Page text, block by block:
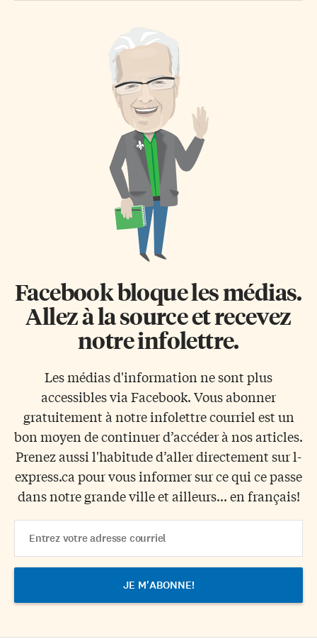
décida de raconter son histoire.
Aujourd’hui, le gilet arraché est
devenu un symbole de la
Journée nationale sur la vérité
et la réconciliation, observée
30 septembre. Francopresse a
parlé à deux femmes qui ont
septembre un jour de réflexion:
Phyllis Webstad, fondatrice de
l’Orange Shirt Society, […]
écrites par ses élèves et d’autres
jeunes Ontariens, choqués de
cette iniquité. Elle espère
désormais amener le projet à
l’échelle nationale. Les statues
de John A. Macdonald
attaquées Le tout a commencé
alors que Marie-Josée Lefebvre
enseignait l’histoire
canadienne de l’époque de
John A. Macdonald à ses élèves
de […]
Facebook bloque les médias.
Allez à la source et recevez
notre infolettre.
Les médias d'information ne sont plus
accessibles via Facebook. Vous abonner
gratuitement à notre infolettre courriel est un
bon moyen de continuer d’accéder à nos articles.
Prenez aussi l'habitude d’aller directement sur l-
express.ca pour vous informer sur ce qui ce passe
dans notre grande ville et ailleurs... en français!
Address